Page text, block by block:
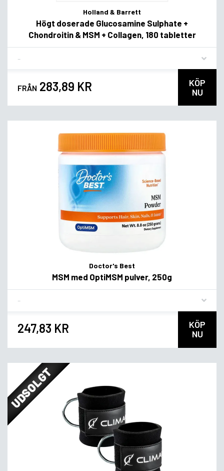
Holland & Barrett
Högt doserade Glucosamine Sulphate +
Chondroitin & MSM + Collagen, 180 tabletter
FRÅN 283,89 KR
KÖP
NU
Doctor's Best
MSM med OptiMSM pulver, 250g
247,83 KR
KÖP
NU
UDSOLGT